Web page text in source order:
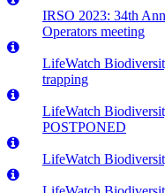
IRSO 2023: 34th
Operators meeting
LifeWatch
trapping
LifeWatch
POSTPONED
LifeWatch